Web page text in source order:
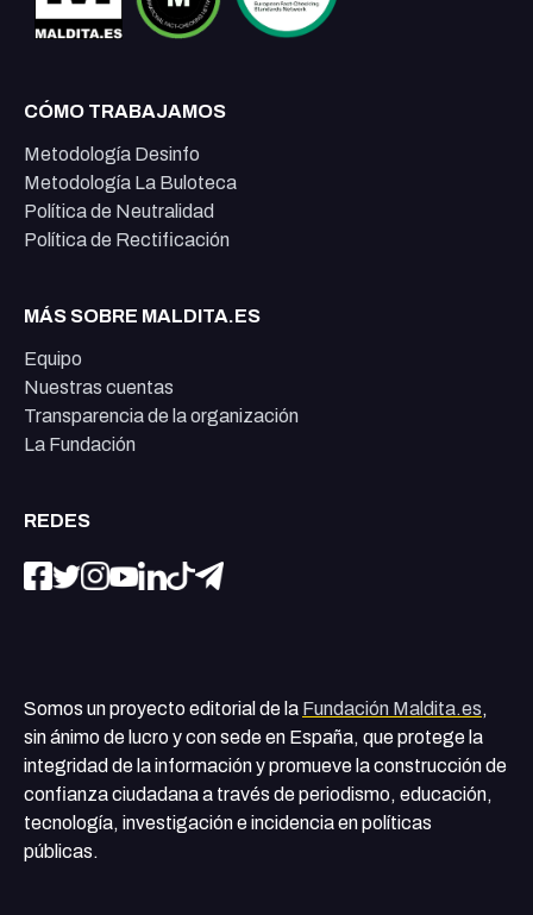
CÓMO TRABAJAMOS
Metodología Desinfo
Metodología La Buloteca
Política de Neutralidad
Política de Rectificación
MÁS SOBRE MALDITA.ES
Equipo
Nuestras cuentas
Transparencia de la organización
La Fundación
REDES
Somos un proyecto editorial de la Fundación Maldita.es,
sin ánimo de lucro y con sede en España, que protege la
integridad de la información y promueve la construcción de
confianza ciudadana a través de periodismo, educación,
tecnología, investigación e incidencia en políticas
públicas.